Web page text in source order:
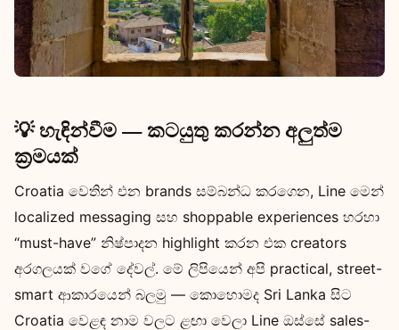
💡 හැඳින්වීම — කටයුතු කරන්න අලුත්ම
ක්‍රමයක්
Croatia වෙතින් එන brands සම්බන්ධ කරගෙන, Line මෙන්
localized messaging සහ shoppable experiences හරහා
“must-have” නිෂ්පාදන highlight කරන එක creators
අරගලයක් වගේ දේවල්. මේ ලිපියෙන් අපි practical, street-
smart ආකාරයෙන් බලමු — කොහොමද Sri Lanka සිට
Croatia වෙළඳ නාම වලට ළඟා වෙලා Line ඔස්සේ sales-